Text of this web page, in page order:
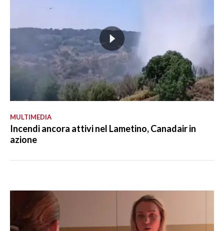
MULTIMEDIA
Incendi ancora attivi nel Lametino, Canadair in
azione